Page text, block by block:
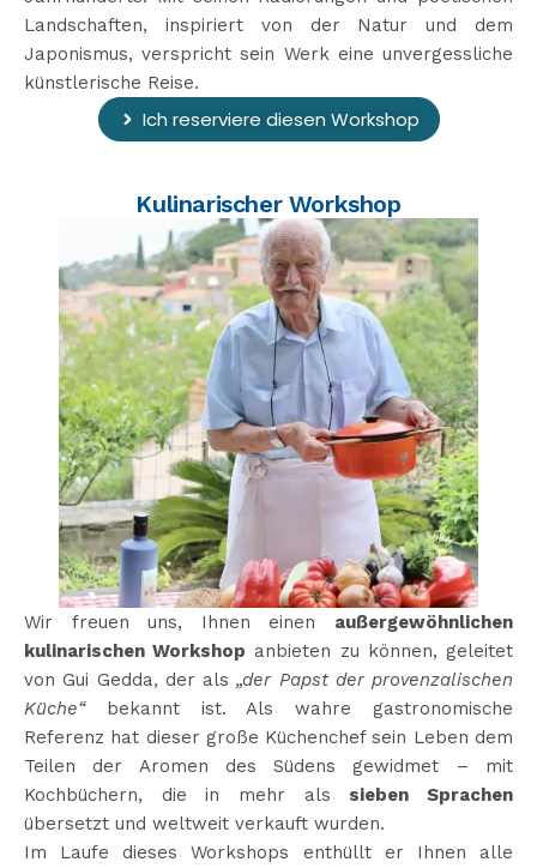
Landschaften, inspiriert von der Natur und dem
Japonismus, verspricht sein Werk eine unvergessliche
künstlerische Reise.
Ich reserviere diesen Workshop
Kulinarischer Workshop
Wir freuen uns, Ihnen einen außergewöhnlichen
kulinarischen Workshop anbieten zu können, geleitet
von Gui Gedda, der als„der Papst der provenzalischen
Küche“bekannt ist. Als wahre gastronomische
Referenz hat dieser große Küchenchef sein Leben dem
Teilen der Aromen des Südens gewidmet – mit
Kochbüchern, die in mehr als sieben Sprachen
übersetzt und weltweit verkauft wurden.
Im Laufe dieses Workshops enthüllt er Ihnen alle